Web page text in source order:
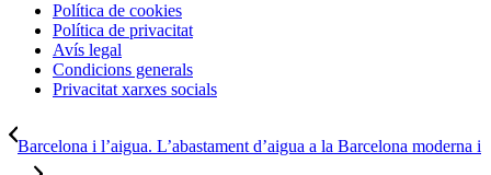
Política de cookies
Política de privacitat
Avís legal
Condicions generals
Privacitat xarxes socials
Barcelona i l’aigua. L’abastament d’aigua a la Barcelona moderna i